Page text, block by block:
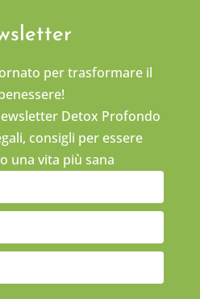
per trasformare il
Detox Profondo
consigli per essere
una vita più sana